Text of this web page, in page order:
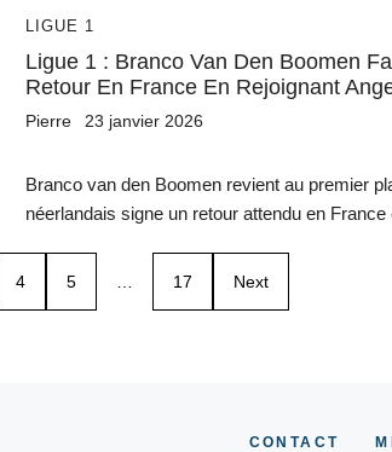
LIGUE 1
Ligue 1 : Branco Van Den Boomen
Retour En France En Rejoignant
Pierre 23 janvier 2026
Branco van den Boomen revient au premier
néerlandais signe un retour attendu en
4 5 17 Next
CONTACT